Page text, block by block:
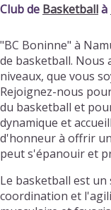
Club de Basketballà
"BC Boninne" à
de basketball. Nous
niveaux, que vous
Rejoignez-nous
du basketball et
dynamique et
d'honneur à offrir
peut s'épanouir et
Le basketball est
coordination et